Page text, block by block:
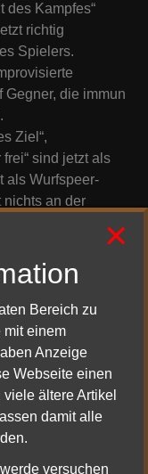
des Kampfes“
richtig
Spielers.
Gegner, die immun
Ziel“,
frei“ sind jetzt als
als Wurfspeer-
nichts an der
landet jetzt im
wurden
sie an den
und
jetzt maximal +2
×
Bereich zu
mit einem
Anzeige
Webseite einen
ältere Artikel
damit alle
versuchen